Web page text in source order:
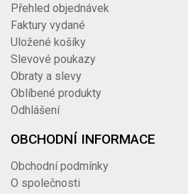
Přehled objednávek
Faktury vydané
Uložené košíky
Slevové poukazy
Obraty a slevy
Oblíbené produkty
Odhlášení
OBCHODNÍ INFORMACE
Obchodní podmínky
O společnosti